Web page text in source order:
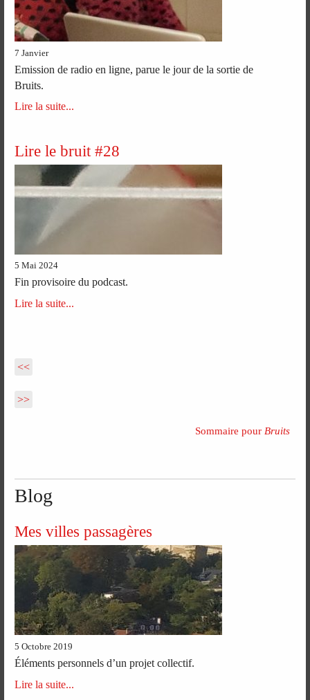
7 Janvier
Emission de radio en ligne, parue le jour de la sortie de
Bruits.
Lire la suite...
Lire le bruit #28
5 Mai 2024
Fin provisoire du podcast.
Lire la suite...
<<
>>
Sommaire pour Bruits
Blog
Mes villes passagères
5 Octobre 2019
Éléments personnels d’un projet collectif.
Lire la suite...